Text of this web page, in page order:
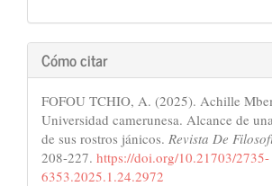
Cómo citar
FOFOU TCHIO, A. (2025). Achille
Universidad camerunesa. Alcance de
de sus rostros jánicos. Revista De
208-227. https://doi.org/10.21703/2735-
6353.2025.1.24.2972